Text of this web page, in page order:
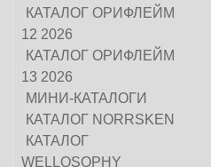
КАТАЛОГ ОРИФЛЕЙМ
12 2026
КАТАЛОГ ОРИФЛЕЙМ
13 2026
МИНИ-КАТАЛОГИ
КАТАЛОГ NORRSKEN
КАТАЛОГ
WELLOSOPHY